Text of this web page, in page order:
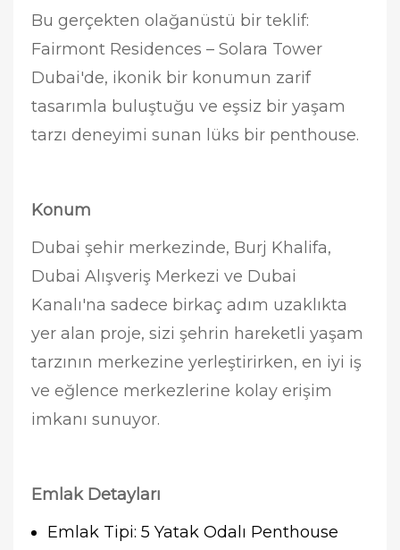
Bu gerçekten olağanüstü bir teklif:
Fairmont Residences – Solara Tower
Dubai'de, ikonik bir konumun zarif
tasarımla buluştuğu ve eşsiz bir yaşam
tarzı deneyimi sunan lüks bir penthouse.
Konum
Dubai şehir merkezinde, Burj Khalifa,
Dubai Alışveriş Merkezi ve Dubai
Kanalı'na sadece birkaç adım uzaklıkta
yer alan proje, sizi şehrin hareketli yaşam
tarzının merkezine yerleştirirken, en iyi iş
ve eğlence merkezlerine kolay erişim
imkanı sunuyor.
Emlak Detayları
Emlak Tipi: 5 Yatak Odalı Penthouse